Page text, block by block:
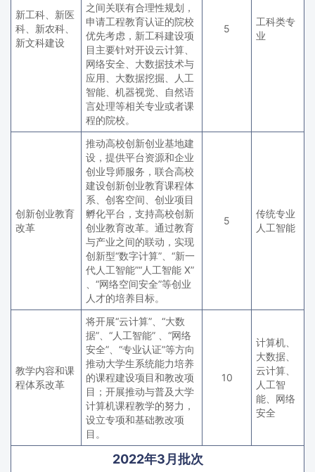
新工科、新医
科、新农科、
新文科建设
之间关联有合理性规划，
申请工程教育认证的院校
优先考虑，新工科建设项
目主要针对开设云计算、
网络安全、大数据技术与
应用、大数据挖掘、人工
智能、机器视觉、自然语
言处理等相关专业或者课
程的院校。
5
工科类专
业
创新创业教育
改革
推动高校创新创业基地建
设，提供平台资源和企业
创业导师服务，联合高校
建设创新创业教育课程体
系、创客空间、创业项目
孵化平台，支持高校创新
创业教育改革。通过教育
与产业之间的联动，实现
创新型“数字计算”、“新一
代人工智能”“人工智能 X”
、“网络空间安全”等创业
人才的培养目标。
5
传统专业
人工智能
教学内容和课
程体系改革
将开展“云计算”、“大数
据”、“人工智能” 、“网络
安全”、“专业认证”等方向
推动大学生系统能力培养
的课程建设项目和教改项
目；开展推动与普及大学
计算机课程教学的努力，
设立专项和基础教改项
目。
10
计算机、
大数据、
云计算、
人工智
能、网络
安全
2022年3月批次